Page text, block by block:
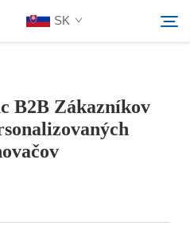
SK
Hľadať
B2B Zákazníkov